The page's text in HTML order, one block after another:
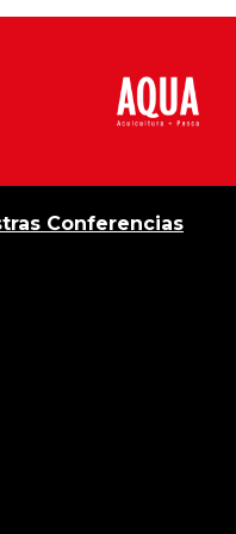
Conferencias